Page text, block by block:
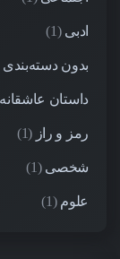
ادبی (1)
بدون دسته‌بندی
داستان عاشقانه
رمز و راز (1)
شخصی (1)
علوم (1)